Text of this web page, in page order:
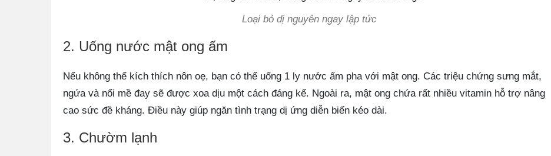
Loại bỏ dị nguyên ngay lập tức
2. Uống nước mật ong ấm
Nếu không thể kích thích nôn oẹ, bạn có thể uống 1 ly nước ấm pha với mật ong. Các triệu chứng sưng mắt,
ngứa và nổi mề đay sẽ được xoa dịu một cách đáng kể. Ngoài ra, mật ong chứa rất nhiều vitamin hỗ trợ nâng
cao sức đề kháng. Điều này giúp ngăn tình trạng dị ứng diễn biến kéo dài.
3. Chườm lạnh